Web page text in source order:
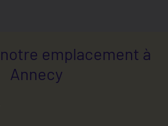
emplacement à
Annecy